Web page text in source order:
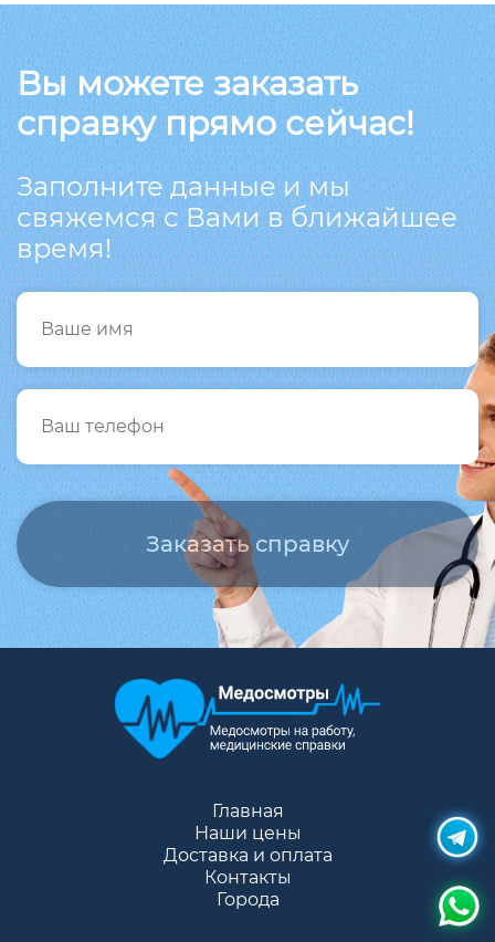
Вы можете заказать
справку прямо сейчас!
Заполните данные и мы
свяжемся с Вами в ближайшее
время!
Главная
Наши цены
Доставка и оплата
Контакты
Города